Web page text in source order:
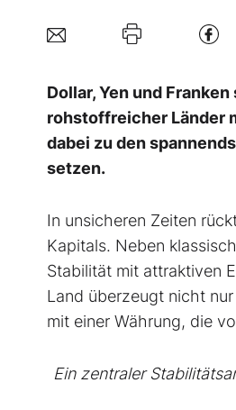
Dollar, Yen und
rohstoffreicher Länder
dabei zu den
setzen.
In unsicheren Zeiten
Kapitals. Neben
Stabilität mit attraktiven
Land überzeugt nicht
mit einer Währung, die
Ein zentraler